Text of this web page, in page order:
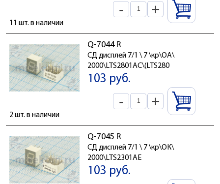
- +
11 шт. в наличии
Q-7044 R
СД дисплей 7/1 \ 7 \кр\ОА\
2000\LTS2801AC\(LTS280
103 руб.
- +
2 шт. в наличии
Q-7045 R
СД дисплей 7/1 \ 7 \кр\ОК\
2000\LTS2301AE
103 руб.